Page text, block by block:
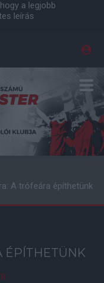
a legjobb
leírás
A trófeára építhetünk
ÉPÍTHETÜNK